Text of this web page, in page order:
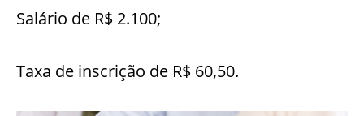
Salário de R$ 2.100;
Taxa de inscrição de R$ 60,50.